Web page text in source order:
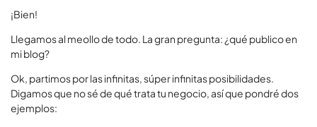
¡Bien!
Llegamos al meollo de todo. La gran pregunta: ¿qué publico en
mi blog?
Ok, partimos por las infinitas, súper infinitas posibilidades.
Digamos que no sé de qué trata tu negocio, así que pondré dos
ejemplos: